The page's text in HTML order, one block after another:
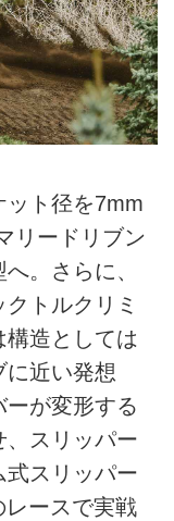
ット径を7mm
リードリブン
。さらに、
トルクリミ
構造としては
に近い発想
が変形する
、スリッパー
式スリッパー
レースで実戦